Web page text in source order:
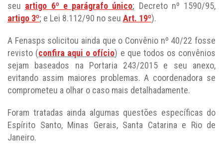
seu artigo 6º e parágrafo único; Decreto nº 1590/95,
artigo 3º; e Lei 8.112/90 no seu Art. 19º).
A Fenasps solicitou ainda que o Convênio nº 40/22 fosse
revisto (confira aqui o ofício) e que todos os convênios
sejam baseados na Portaria 243/2015 e seu anexo,
evitando assim maiores problemas. A coordenadora se
comprometeu a olhar o caso mais detalhadamente.
Foram tratadas ainda algumas questões específicas do
Espírito Santo, Minas Gerais, Santa Catarina e Rio de
Janeiro.